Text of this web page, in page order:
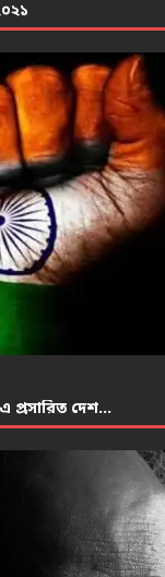
প্রসারিত দেশ…